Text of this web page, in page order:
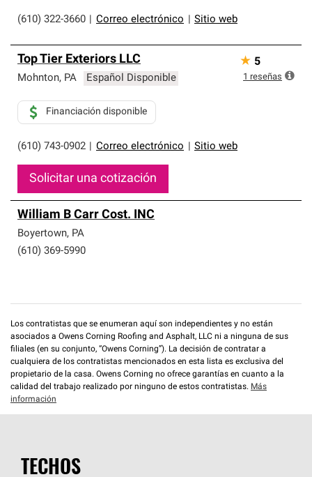
(610) 322-3660 Correo electrónico Sitio web
Top Tier Exteriors LLC
Mohnton, PA Español Disponible
(610) 743-0902 Correo electrónico Sitio web
Financiación disponible
Solicitar una cotización
★ 5
1 reseñas
William B Carr Cost. INC
Boyertown, PA
(610) 369-5990
Los contratistas que se enumeran aquí son independientes y no están
asociados a Owens Corning Roofing and Asphalt, LLC ni a ninguna de sus
filiales (en su conjunto, “Owens Corning”). La decisión de contratar a
cualquiera de los contratistas mencionados en esta lista es exclusiva del
propietario de la casa. Owens Corning no ofrece garantías en cuanto a la
calidad del trabajo realizado por ninguno de estos contratistas. Más
información
TECHOS